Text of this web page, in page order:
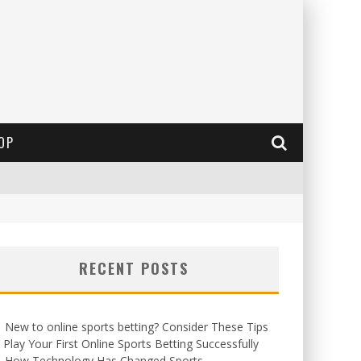
RECENT POSTS
New to online sports betting? Consider These Tips
Your First Online Sports Betting Successfully